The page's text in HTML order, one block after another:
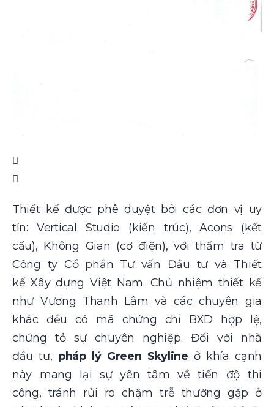
Thiết kế được phê duyệt bởi các đơn vị uy
tín: Vertical Studio (kiến trúc), Acons (kết
cấu), Không Gian (cơ điện), với thẩm tra từ
Công ty Cổ phần Tư vấn Đầu tư và Thiết
kế Xây dựng Việt Nam. Chủ nhiệm thiết kế
như Vương Thanh Lâm và các chuyên gia
khác đều có mã chứng chỉ BXD hợp lệ,
chứng tỏ sự chuyên nghiệp. Đối với nhà
đầu tư, pháp lý Green Skyline ở khía cạnh
này mang lại sự yên tâm về tiến độ thi
công, tránh rủi ro chậm trễ thường gặp ở